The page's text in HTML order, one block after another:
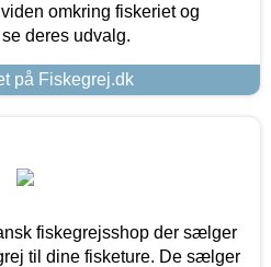
omkring fiskeriet og
deres udvalg.
på Fiskegrej.dk
fiskegrejsshop der sælger
til dine fisketure. De sælger